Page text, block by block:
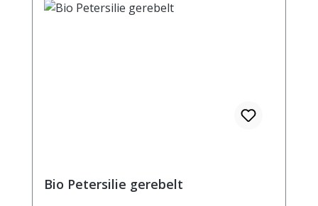
Bio Petersilie gerebelt